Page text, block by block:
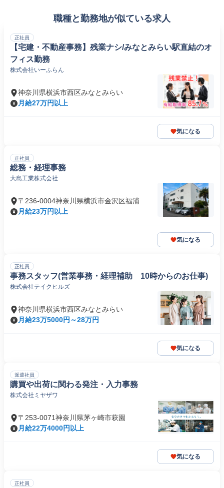
職種と勤務地が似ている求人
正社員
【宅建・不動産事務】残業ナシ/みなとみらい駅直結のオ
フィス勤務
株式会社いーふらん
神奈川県横浜市西区みなとみらい
月給27万円以上
気になる
正社員
総務・経理事務
大島工業株式会社
〒236-0004神奈川県横浜市金沢区福浦
月給23万円以上
気になる
正社員
事務スタッフ(営業事務・経理補助 10時からのお仕事)
株式会社テイクヒルズ
神奈川県横浜市西区みなとみらい
月給23万5000円～28万円
気になる
派遣社員
購買や出荷に関わる発注・入力事務
株式会社ミヤザワ
〒253-0071神奈川県茅ヶ崎市萩園
月給22万4000円以上
気になる
正社員